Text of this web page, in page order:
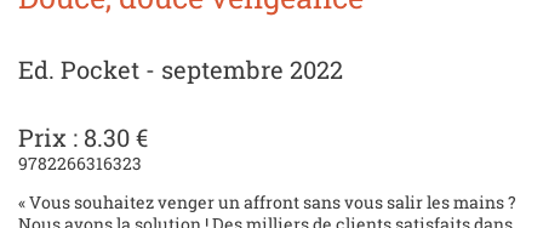
Ed. Pocket - septembre 2022
Prix : 8.30 €
9782266316323
« Vous souhaitez venger un affront sans vous salir les mains ?